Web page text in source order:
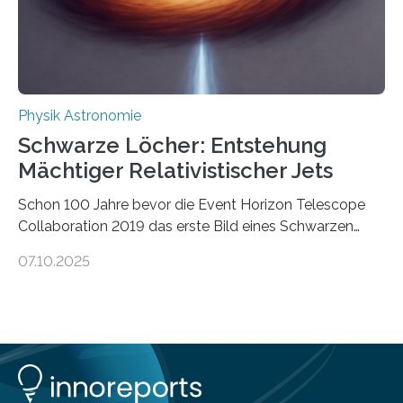
Energie in mechanische Bewegung um – oder anders
ausgedrückt, Wärme in Bewegung. In
quantenmechanischen Experimenten ist es in den…
Physik Astronomie
Schwarze Löcher: Entstehung
Mächtiger Relativistischer Jets
Schon 100 Jahre bevor die Event Horizon Telescope
Collaboration 2019 das erste Bild eines Schwarzen
hatte der Astronom Heber Curtis einen seltsamen
werden auch von anderen Schwarzen Löchern
ausgeschickt. Theoretische Astrophysiker der Goethe-
Universität haben jetzt einen numerischen Code
07.10.2025